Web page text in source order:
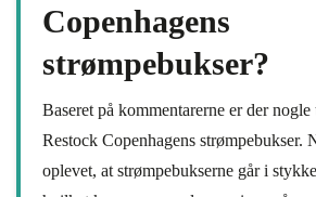
Copenhagens
strømpebukser?
Baseret på kommentarerne er der
Restock Copenhagens strømpebukser.
oplevet, at strømpebukserne går i